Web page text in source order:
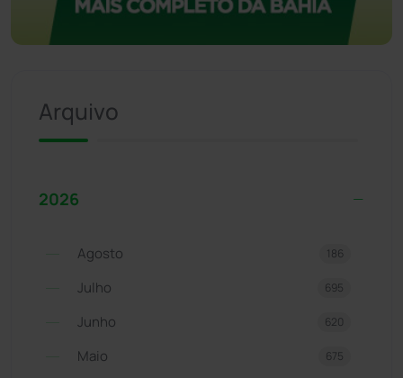
Arquivo
2026
Agosto 186
Julho 695
Junho 620
Maio 675